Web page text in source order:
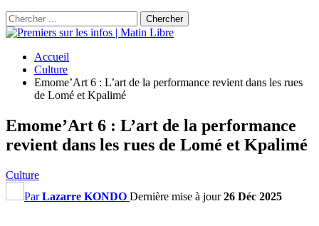
Accueil
Culture
Emome’Art 6 : L’art de la performance revient dans les rues
de Lomé et Kpalimé
Emome’Art 6 : L’art de la performance
revient dans les rues de Lomé et Kpalimé
Culture
ParLazarre KONDO Dernière mise à jour26 Déc 2025